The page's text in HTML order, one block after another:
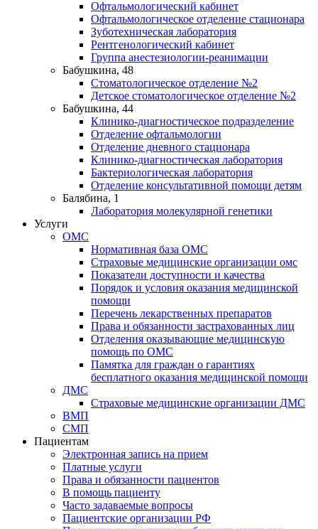
Офтальмологический кабинет
Офтальмологическое отделение стационара
Зуботехническая лаборатория
Рентгенологический кабинет
Группа анестезиологии-реанимации
Бабушкина, 48
Стоматологическое отделение №2
Детское стоматологическое отделение №2
Бабушкина, 44
Клинико-диагностическое подразделение
Отделение офтальмологии
Отделение дневного стационара
Клинико-диагностическая лаборатория
Бактериологическая лаборатория
Отделение консультативной помощи детям
Балябина, 1
Лаборатория молекулярной генетики
Услуги
ОМС
Нормативная база ОМС
Страховые медицинские организации омс
Показатели доступности и качества
Порядок и условия оказания медицинской
помощи
Перечень лекарственных препаратов
Права и обязанности застрахованных лиц
Отделения оказывающие медицинскую
помощь по ОМС
Памятка для граждан о гарантиях
бесплатного оказания медицинской помощи
ДМС
Страховые медицинские организации ДМС
ВМП
СМП
Пациентам
Электронная запись на прием
Платные услуги
Права и обязанности пациентов
В помощь пациенту
Часто задаваемые вопросы
Пациентские организации РФ